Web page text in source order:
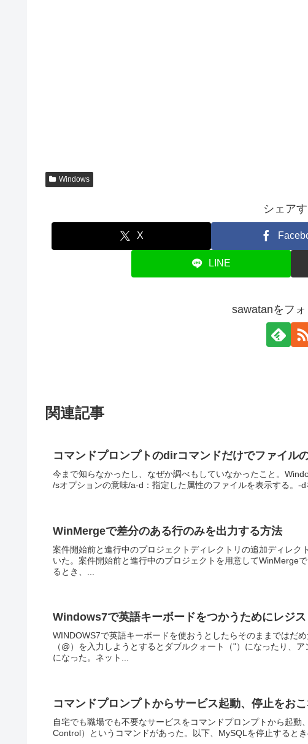
Windows
シェア
X
LINE
sawatanをフ
関連記事
コマンドプロンプトのdirコマンドだけでファイル
今まで知らなかったし、なぜか調べもしていなかったこと。
/sオプションの意味/a-d：指定した属性のファイルを表示する。-
WinMergeで差分のある行のみを出力する方法
案件開始前と進行中のプロジェクトディレクトリの追加ディレ
いた。案件開始前と進行中のプロジェクトを用意してWinMerge
るとき、...
Windows7で英語キーボードをつかうためにレジ
WINDOWS7で英語キーボードを使おうとしたらそのままではだ
（@）を入力しようとするとダブルクォート（"）になったり、
になった。ネット...
コマンドプロンプトからサービス起動、停止をお
自宅でも職場でも不要なサービスをコマンドプロンプトから起
Control）というコマンドがあった。以下、MySQLを停止すると